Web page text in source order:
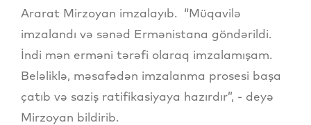
Ararat Mirzoyan imzalayıb. “Müqavilə
imzalandı və sənəd Ermənistana göndərildi.
İndi mən erməni tərəfi olaraq imzalamışam.
Beləliklə, məsafədən imzalanma prosesi başa
çatıb və saziş ratifikasiyaya hazırdır”, - deyə
Mirzoyan bildirib.